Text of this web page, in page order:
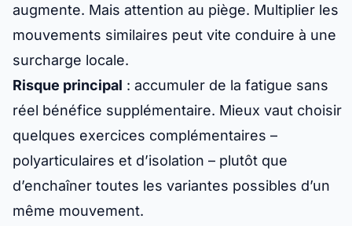
augmente. Mais attention au piège. Multiplier les
mouvements similaires peut vite conduire à une
surcharge locale.
Risque principal : accumuler de la fatigue sans
réel bénéfice supplémentaire. Mieux vaut choisir
quelques exercices complémentaires –
polyarticulaires et d’isolation – plutôt que
d’enchaîner toutes les variantes possibles d’un
même mouvement.